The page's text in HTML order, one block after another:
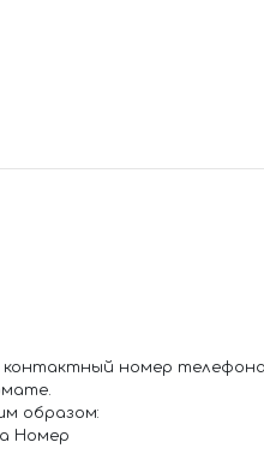
номер
образом:
Номер